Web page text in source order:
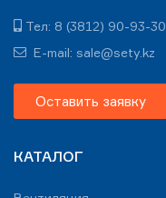
Тел: 8 (3812) 90-93-30
E-mail: sale@sety.kz
Оставить заявку
КАТАЛОГ